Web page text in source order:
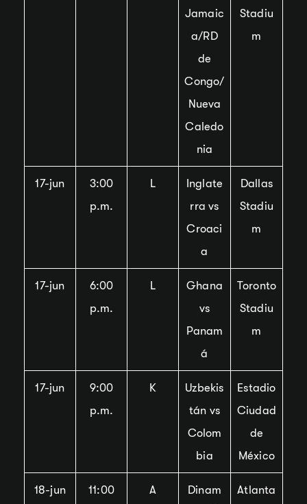
Jamaic
a/RD
de
Congo/
Nueva
Caledo
nia
Stadiu
m
17-jun
3:00
p.m.
L
Inglate
rra vs
Croaci
a
Dallas
Stadiu
m
17-jun
6:00
p.m.
L
Ghana
vs
Panam
á
Toronto
Stadiu
m
17-jun
9:00
p.m.
K
Uzbekis
tán vs
Colom
bia
Estadio
Ciudad
de
México
18-jun
11:00
A
Dinam
Atlanta